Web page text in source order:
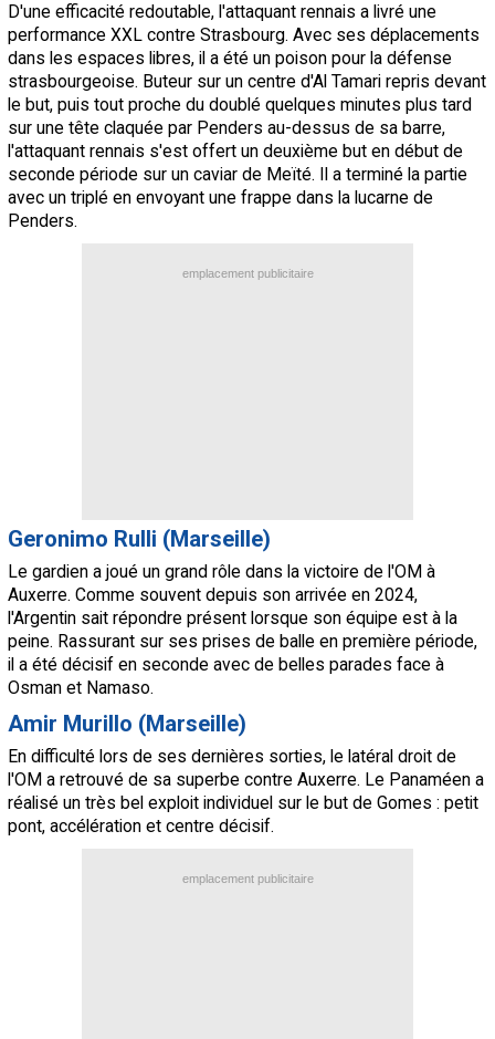
D'une efficacité redoutable, l'attaquant rennais a livré une
performance XXL contre Strasbourg. Avec ses déplacements
dans les espaces libres, il a été un poison pour la défense
strasbourgeoise. Buteur sur un centre d'Al Tamari repris devant
le but, puis tout proche du doublé quelques minutes plus tard
sur une tête claquée par Penders au-dessus de sa barre,
l'attaquant rennais s'est offert un deuxième but en début de
seconde période sur un caviar de Meïté. Il a terminé la partie
avec un triplé en envoyant une frappe dans la lucarne de
Penders.
emplacement publicitaire
Geronimo Rulli (Marseille)
Le gardien a joué un grand rôle dans la victoire de l'OM à
Auxerre. Comme souvent depuis son arrivée en 2024,
l'Argentin sait répondre présent lorsque son équipe est à la
peine. Rassurant sur ses prises de balle en première période,
il a été décisif en seconde avec de belles parades face à
Osman et Namaso.
Amir Murillo (Marseille)
En difficulté lors de ses dernières sorties, le latéral droit de
l'OM a retrouvé de sa superbe contre Auxerre. Le Panaméen a
réalisé un très bel exploit individuel sur le but de Gomes : petit
pont, accélération et centre décisif.
emplacement publicitaire